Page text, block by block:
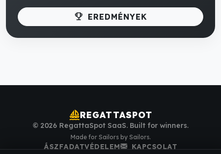
trophy EREDMÉNYEK
sailingREGATTASPOT
© 2026 RegattaSpot SaaS. Built for winners.
Made for Sailors by Sailors.
ÁSZFADATVÉDELEM KAPCSOLAT